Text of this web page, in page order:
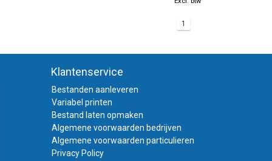
1
Klantenservice
Bestanden aanleveren
Variabel printen
Bestand laten opmaken
Algemene voorwaarden bedrijven
Algemene voorwaarden particulieren
Privacy Policy